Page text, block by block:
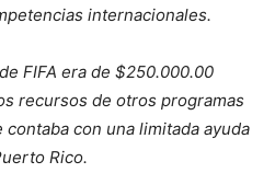
internacionales.
FIFA era de $250.000.00
recursos de otros programas
con una limitada ayuda
Rico.